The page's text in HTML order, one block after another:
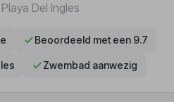
Playa Del Ingles
Beoordeeld met een 9.7
Zwembad aanwezig